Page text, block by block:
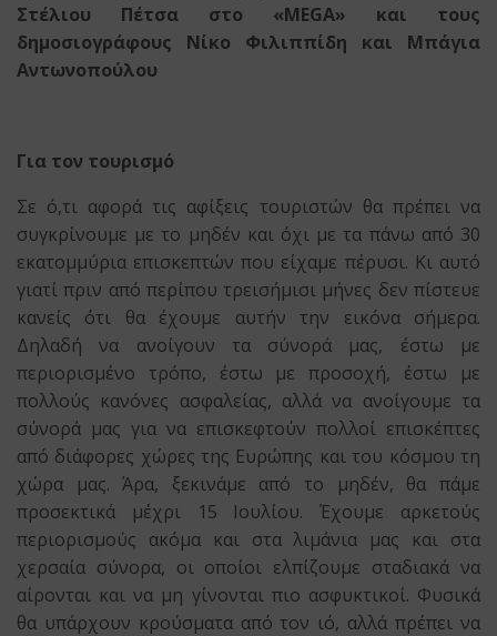
Στέλιου Πέτσα στo «MEGA» και τους
δημοσιογράφους Νίκο Φιλιππίδη και Μπάγια
Αντωνοπούλου
Για τον τουρισμό
Σε ό,τι αφορά τις αφίξεις τουριστών θα πρέπει να
συγκρίνουμε με το μηδέν και όχι με τα πάνω από 30
εκατομμύρια επισκεπτών που είχαμε πέρυσι. Κι αυτό
γιατί πριν από περίπου τρεισήμισι μήνες δεν πίστευε
κανείς ότι θα έχουμε αυτήν την εικόνα σήμερα.
Δηλαδή να ανοίγουν τα σύνορά μας, έστω με
περιορισμένο τρόπο, έστω με προσοχή, έστω με
πολλούς κανόνες ασφαλείας, αλλά να ανοίγουμε τα
σύνορά μας για να επισκεφτούν πολλοί επισκέπτες
από διάφορες χώρες της Ευρώπης και του κόσμου τη
χώρα μας. Άρα, ξεκινάμε από το μηδέν, θα πάμε
προσεκτικά μέχρι 15 Ιουλίου. Έχουμε αρκετούς
περιορισμούς ακόμα και στα λιμάνια μας και στα
χερσαία σύνορα, οι οποίοι ελπίζουμε σταδιακά να
αίρονται και να μη γίνονται πιο ασφυκτικοί. Φυσικά
θα υπάρχουν κρούσματα από τον ιό, αλλά πρέπει να